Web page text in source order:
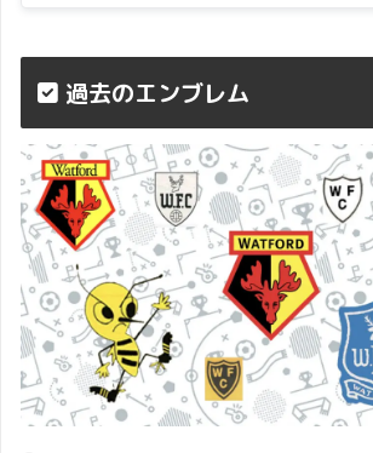
過去のエンブレム